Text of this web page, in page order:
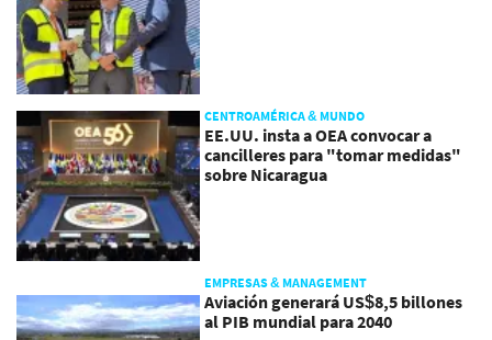
CENTROAMÉRICA & MUNDO
EE.UU. insta a OEA convocar a
cancilleres para "tomar medidas"
sobre Nicaragua
EMPRESAS & MANAGEMENT
Aviación generará US$8,5 billones
al PIB mundial para 2040